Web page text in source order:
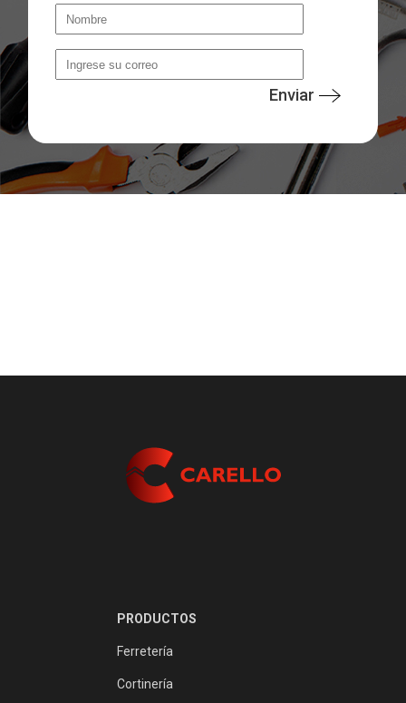
Enviar
PRODUCTOS
Ferretería
Cortinería